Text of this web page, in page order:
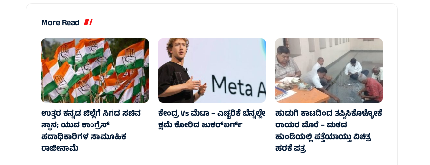
More Read
ಉತ್ತರ ಕನ್ನಡ ಜಿಲ್ಲೆಗೆ ಸಿಗದ ಸಚಿವ
ಸ್ಥಾನ; ಯುವ ಕಾಂಗ್ರೆಸ್‌
ಪದಾಧಿಕಾರಿಗಳ ಸಾಮೂಹಿಕ
ರಾಜೀನಾಮೆ
ಕೇಂದ್ರ Vs ಮೆಟಾ – ಎಚ್ಚರಿಕೆ ಬೆನ್ನಲ್ಲೇ
ಕ್ಷಮೆ ಕೋರಿದ ಜುಕರ್‌ಬರ್ಗ್
ಹುಡುಗಿ ಕಾಟದಿಂದ ತಪ್ಪಿಸಿಕೊಳ್ಳೋಕೆ
ರಾಯರ ಮೊರೆ – ಮಠದ
ಹುಂಡಿಯಲ್ಲಿ ಪತ್ತೆಯಾಯ್ತು ವಿಚಿತ್ರ
ಹರಕೆ ಪತ್ರ